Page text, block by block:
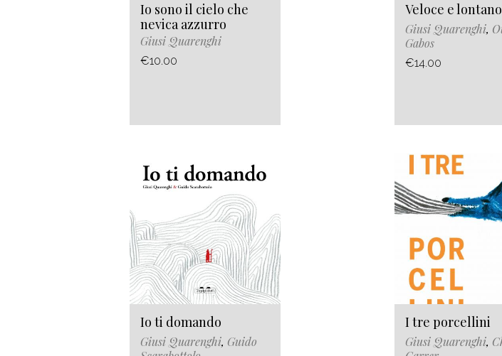
Io sono il cielo che
nevica azzurro
Giusi Quarenghi
€10.00
Veloce e lontano
Giusi Quarenghi,
Gabos
€14.00
Io ti domando
Giusi Quarenghi, Guido
I tre porcellini
Giusi Quarenghi,